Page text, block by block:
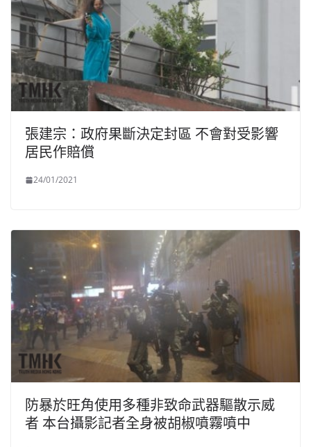
張建宗：政府果斷決定封區 不會對受影響
居民作賠償
24/01/2021
防暴於旺角使用多種非致命武器驅散示威
者 本台攝影記者全身被胡椒噴霧噴中